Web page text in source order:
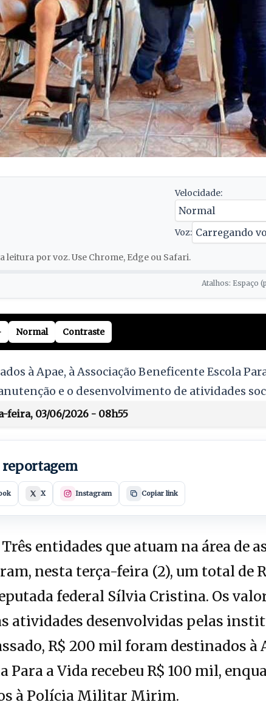
Velocidade:
Voz:
leitura por voz. Use Chrome, Edge ou Safari.
Atalhos: Espaço
Normal Contraste
à Apae, à Associação Beneficente Escola
e o desenvolvimento de atividades
feira, 03/06/2026 - 08h55
X Instagram Copiar link
Três entidades que atuam na área de
nesta terça-feira (2), um total de
federal Sílvia Cristina. Os
atividades desenvolvidas pelas
R$ 200 mil foram destinados à
Para a Vida recebeu R$ 100 mil,
à Polícia Militar Mirim.